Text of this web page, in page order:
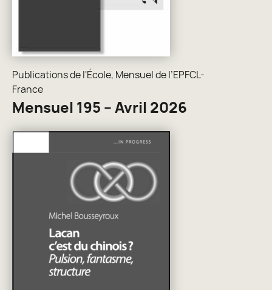
Publications de l'École, Mensuel de l’EPFCL-
France
Mensuel 195 – Avril 2026